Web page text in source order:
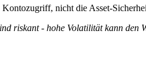
nicht die Asset-
riskant - hohe Volatilität kann den